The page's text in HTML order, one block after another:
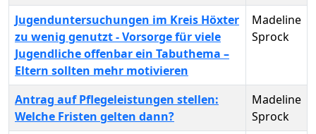
Jugenduntersuchungen im Kreis Höxter
zu wenig genutzt - Vorsorge für viele
Jugendliche offenbar ein Tabuthema –
Eltern sollten mehr motivieren
Madeline
Sprock
Antrag auf Pflegeleistungen stellen:
Welche Fristen gelten dann?
Madeline
Sprock